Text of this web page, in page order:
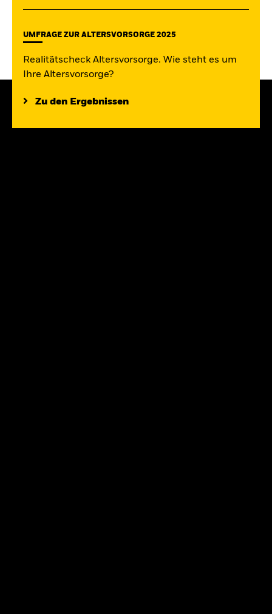
UMFRAGE ZUR ALTERSVORSORGE 2025
Realitätscheck Altersvorsorge. Wie steht es um
Ihre Altersvorsorge?
Zu den Ergebnissen